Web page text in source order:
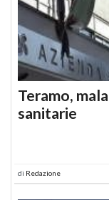
Teramo,
sanitarie
di Redazione